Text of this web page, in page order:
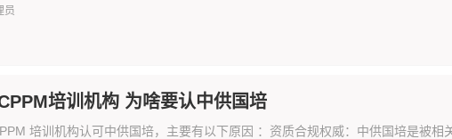
员
培训机构 为啥要认中供国培
培训机构认可中供国培，主要有以下原因 ：资质合规权威：中供国培是被